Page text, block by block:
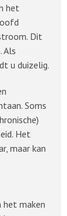
het
Dit
Als
u duizelig.
Soms
Het
maar kan
het maken